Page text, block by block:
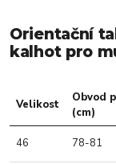
Orientační
kalhot pro
Velikost
Obvod
(cm)
46 78-81